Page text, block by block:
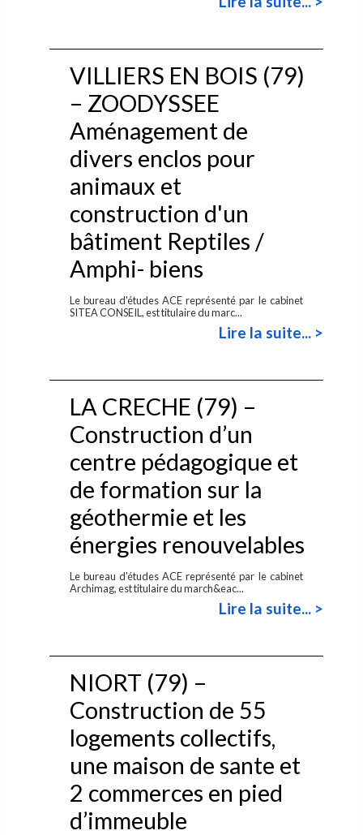
VILLIERS EN BOIS (79)
– ZOODYSSEE
Aménagement de
divers enclos pour
animaux et
construction d'un
bâtiment Reptiles /
Amphi- biens
Le bureau d'études ACE représenté par le cabinet
SITEA CONSEIL, est titulaire du marc...
Lire la suite... >
LA CRECHE (79) –
Construction d’un
centre pédagogique et
de formation sur la
géothermie et les
énergies renouvelables
Le bureau d'études ACE représenté par le cabinet
Archimag, est titulaire du march&eac...
Lire la suite... >
NIORT (79) –
Construction de 55
logements collectifs,
une maison de sante et
2 commerces en pied
d’immeuble